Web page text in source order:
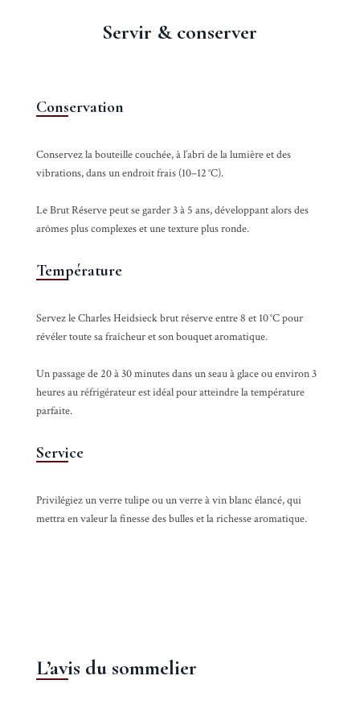
Servir & conserver
Conservation
Conservez la bouteille couchée, à l’abri de la lumière et des
vibrations, dans un endroit frais (10–12 °C).
Le Brut Réserve peut se garder 3 à 5 ans, développant alors des
arômes plus complexes et une texture plus ronde.
Température
Servez le Charles Heidsieck brut réserve entre 8 et 10 °C pour
révéler toute sa fraîcheur et son bouquet aromatique.
Un passage de 20 à 30 minutes dans un seau à glace ou environ 3
heures au réfrigérateur est idéal pour atteindre la température
parfaite.
Service
Privilégiez un verre tulipe ou un verre à vin blanc élancé, qui
mettra en valeur la finesse des bulles et la richesse aromatique.
L’avis du sommelier